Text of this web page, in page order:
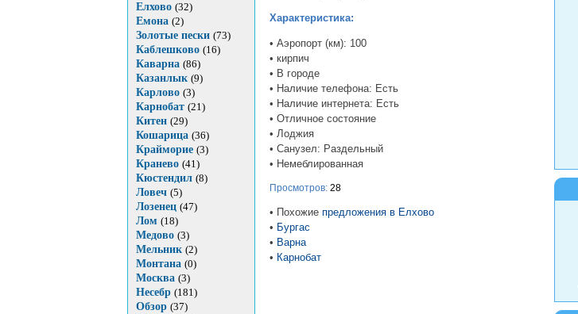
Елхово (32)
Емона (2)
Золотые пески (73)
Каблешково (16)
Каварна (86)
Казанлык (9)
Карлово (3)
Карнобат (21)
Китен (29)
Кошарица (36)
Крайморие (3)
Кранево (41)
Кюстендил (8)
Ловеч (5)
Лозенец (47)
Лом (18)
Медово (3)
Мельник (2)
Монтана (0)
Москва (3)
Несебр (181)
Обзор (37)
Характеристика:
• Аэропорт (км): 100
• кирпич
• В городе
• Наличие телефона: Есть
• Наличие интернета: Есть
• Отличное состояние
• Лоджия
• Санузел: Раздельный
• Немеблированная
Просмотров: 28
• Похожие предложения в Елхово
• Бургас
• Варна
• Карнобат